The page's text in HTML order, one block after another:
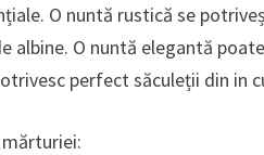
O nuntă rustică se
albine. O nuntă elegantă
perfect săculeții din in